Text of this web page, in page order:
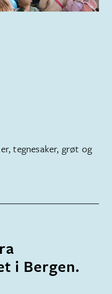
tegnesaker, grøt og
i Bergen.